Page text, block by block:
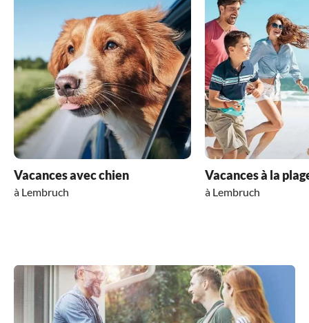
Vacances avec chien
à Lembruch
Vacances à la
à Lembruch